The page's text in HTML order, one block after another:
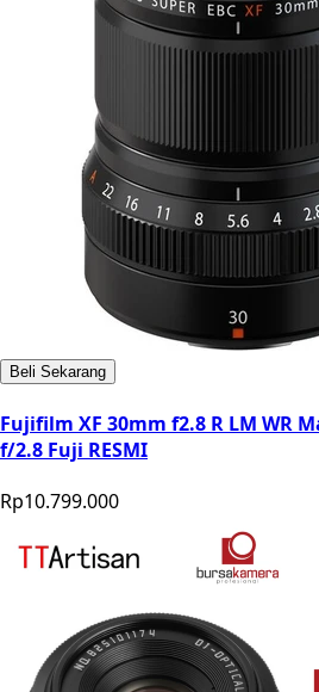
Beli Sekarang
Fujifilm XF 30mm f2.8 R LM WR
f/2.8 Fuji RESMI
Rp10.799.000